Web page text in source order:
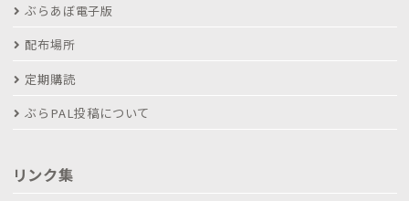
ぶらあぼ電子版
配布場所
定期購読
ぶらPAL投稿について
リンク集